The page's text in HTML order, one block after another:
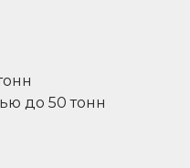
до 50 тонн